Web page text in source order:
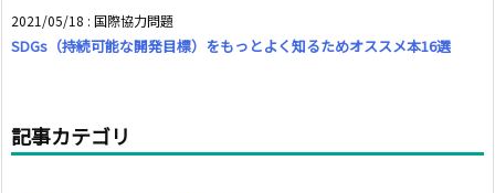
2021/05/18 : 国際協力問題
SDGs（持続可能な開発目標）をもっとよく知るためオススメ本16選
記事カテゴリ